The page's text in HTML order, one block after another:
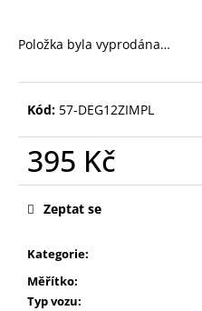
Položka byla vyprodána…
Kód: 57-DEG12ZIMPL
395 Kč
Měrná
Kategorie:
Měřítko:
Typ vozu:
Zeptat se
o
p
o
u
č
u
e
e